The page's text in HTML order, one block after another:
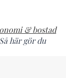
& bostad
här gör du